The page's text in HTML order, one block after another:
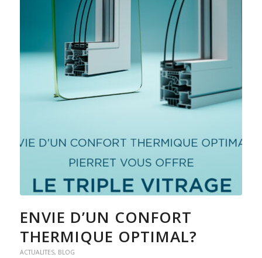
ENVIE D’UN CONFORT
THERMIQUE OPTIMAL?
ACTUALITES, BLOG